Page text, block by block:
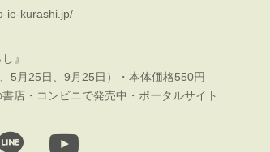
ie-kurashi.jp/
』
5月25日、9月25日）・本体価格550円
店・コンビニで発売中・ポータルサイト